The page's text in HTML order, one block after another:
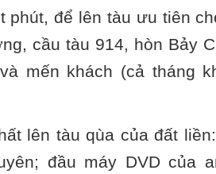
phút, để lên tàu ưu tiên
cầu tàu 914, hòn Bảy
mến khách (cả tháng
lên tàu qùa của đất
đầu máy DVD của